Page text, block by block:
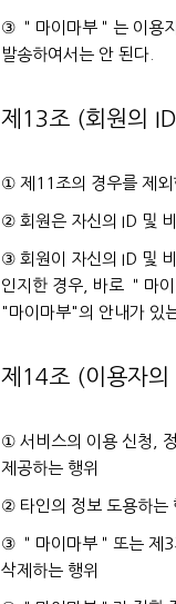
③ ＂마이마부＂는 이용
발송하여서는 안 된다.
제13조 (회원의
① 제11조의 경우를 제외
② 회원은 자신의 ID 및
③ 회원이 자신의 ID 및
인지한 경우, 바로 ＂마
"마이마부"의 안내가 있
제14조 (이용자의
① 서비스의 이용 신청,
제공하는 행위
② 타인의 정보 도용하는
③ ＂마이마부＂또는 제3
삭제하는 행위